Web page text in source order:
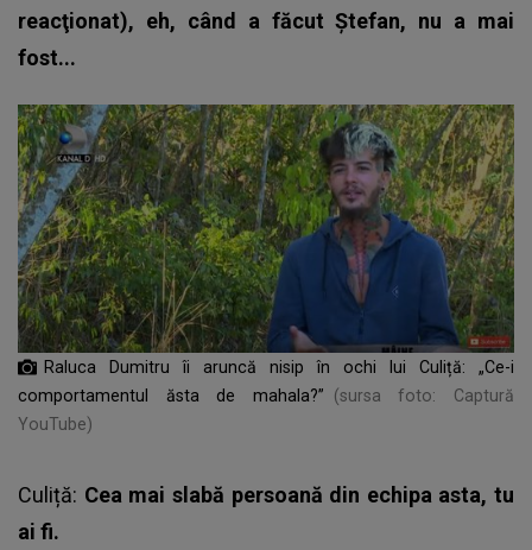
reacţionat), eh, când a făcut Ștefan, nu a mai
fost...
Raluca Dumitru îi aruncă nisip în ochi lui Culiță: „Ce-i
comportamentul ăsta de mahala?”
(sursa foto: Captură
YouTube)
Culiță: Cea mai slabă persoană din echipa asta, tu
ai fi.